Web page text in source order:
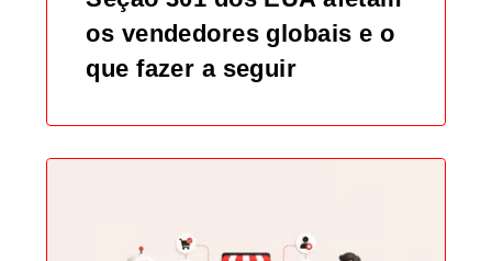
os vendedores globais e o
que fazer a seguir